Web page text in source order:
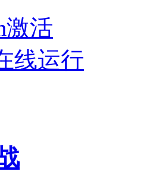
激活
线运行